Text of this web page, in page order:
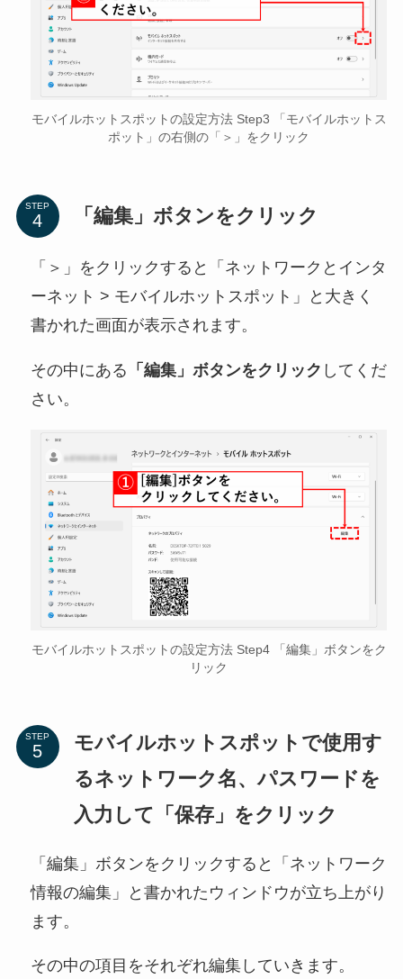
モバイルホットスポットの設定方法 Step3 「モバイルホットス
ポット」の右側の「＞」をクリック
STEP 「編集」ボタンをクリック
「＞」をクリックすると「ネットワークとインタ
ーネット > モバイルホットスポット」と大きく
書かれた画面が表示されます。
その中にある 「編集」ボタンをクリック してくだ
さい。
モバイルホットスポットの設定方法 Step4 「編集」ボタンをク
リック
STEP
モバイルホットスポットで使用す
るネットワーク名、パスワードを
入力して「保存」をクリック
「編集」ボタンをクリックすると「ネットワーク
情報の編集」と書かれたウィンドウが立ち上がり
ます。
その中の項目をそれぞれ編集していきます。